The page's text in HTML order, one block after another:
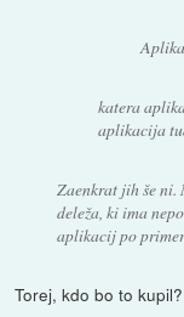
katera
aplikacija
Zaenkrat jih še ni.
deleža, ki ima
aplikacij po
Torej, kdo bo to kupil?